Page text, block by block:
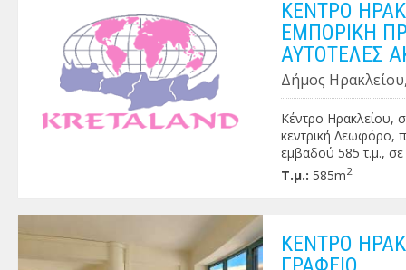
ΚΕΝΤΡΟ
ΕΜΠΟΡΙΚΗ
ΑΥΤΟΤΕΛΕΣ
Δήμος
Κέντρο Ηρακλείου,
κεντρική Λεωφόρο,
εμβαδού 585 τ.μ.,
ημιτελές υπόγειο
ημιτελές υπόγειο
ισόγειο κατάστημα
είναι
είναι κατάλληλο
Τ.μ.: 585m2
ΚΕΝΤΡΟ